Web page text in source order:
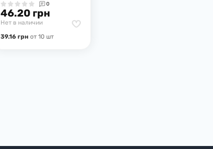
0
46.20 грн
Нет в наличии
39.16 грн от 10 шт